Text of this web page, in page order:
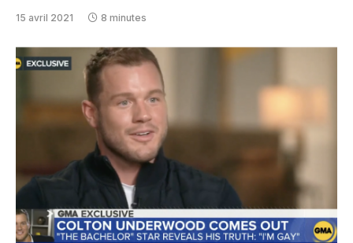
15 avril 2021 8 minutes